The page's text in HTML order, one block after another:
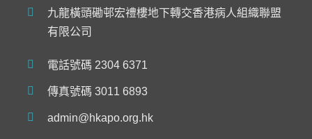
九龍橫頭磡邨宏禮樓地下轉交香港病人組織聯盟
有限公司
電話號碼 2304 6371
傳真號碼 3011 6893
admin@hkapo.org.hk